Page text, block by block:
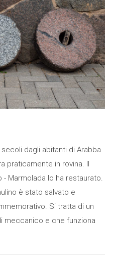
dagli abitanti di Arabba
praticamente in rovina. Il
Marmolada lo ha restaurato.
è stato salvato e
Si tratta di un
meccanico e che funziona